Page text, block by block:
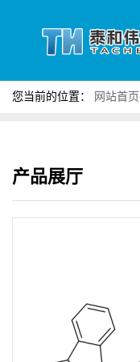
您当前的位置： 网站首页
产品展厅